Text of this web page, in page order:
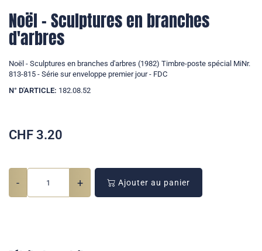
Noël - Sculptures en branches
d'arbres
Noël - Sculptures en branches d'arbres (1982) Timbre-poste spécial MiNr.
813-815 - Série sur enveloppe premier jour - FDC
N° D'ARTICLE: 182.08.52
CHF 3.20
- + Ajouter au panier